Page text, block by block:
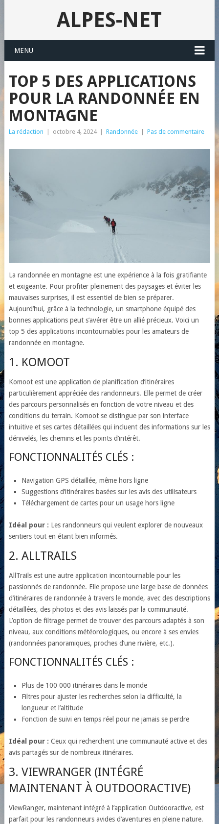
ALPES-NET
MENU
TOP 5 DES APPLICATIONS
POUR LA RANDONNÉE EN
MONTAGNE
La rédaction octobre 4, 2024 Randonnée Pas de commentaire
La randonnée en montagne est une expérience à la fois gratifiante
et exigeante. Pour profiter pleinement des paysages et éviter les
mauvaises surprises, il est essentiel de bien se préparer.
Aujourd’hui, grâce à la technologie, un smartphone équipé des
bonnes applications peut s’avérer être un allié précieux. Voici un
top 5 des applications incontournables pour les amateurs de
randonnée en montagne.
1. KOMOOT
Komoot est une application de planification d’itinéraires
particulièrement appréciée des randonneurs. Elle permet de créer
des parcours personnalisés en fonction de votre niveau et des
conditions du terrain. Komoot se distingue par son interface
intuitive et ses cartes détaillées qui incluent des informations sur les
dénivelés, les chemins et les points d’intérêt.
FONCTIONNALITÉS CLÉS :
Navigation GPS détaillée, même hors ligne
Suggestions d’itinéraires basées sur les avis des utilisateurs
Téléchargement de cartes pour un usage hors ligne
Idéal pour : Les randonneurs qui veulent explorer de nouveaux
sentiers tout en étant bien informés.
2. ALLTRAILS
AllTrails est une autre application incontournable pour les
passionnés de randonnée. Elle propose une large base de données
d’itinéraires de randonnée à travers le monde, avec des descriptions
détaillées, des photos et des avis laissés par la communauté.
L’option de filtrage permet de trouver des parcours adaptés à son
niveau, aux conditions météorologiques, ou encore à ses envies
(randonnées panoramiques, proches d’une rivière, etc.).
FONCTIONNALITÉS CLÉS :
Plus de 100 000 itinéraires dans le monde
Filtres pour ajuster les recherches selon la difficulté, la
longueur et l’altitude
Fonction de suivi en temps réel pour ne jamais se perdre
Idéal pour : Ceux qui recherchent une communauté active et des
avis partagés sur de nombreux itinéraires.
3. VIEWRANGER (INTÉGRÉ
MAINTENANT À OUTDOORACTIVE)
ViewRanger, maintenant intégré à l’application Outdooractive, est
parfait pour les randonneurs avides d’aventures en pleine nature.